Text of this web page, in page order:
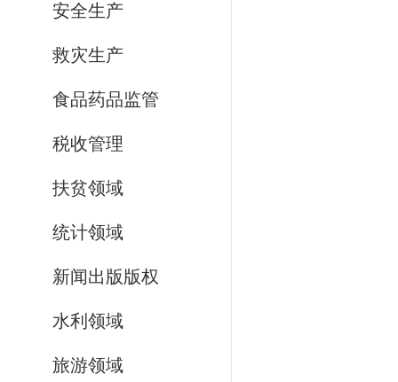
安全生产
救灾生产
食品药品监管
税收管理
扶贫领域
统计领域
新闻出版版权
水利领域
旅游领域